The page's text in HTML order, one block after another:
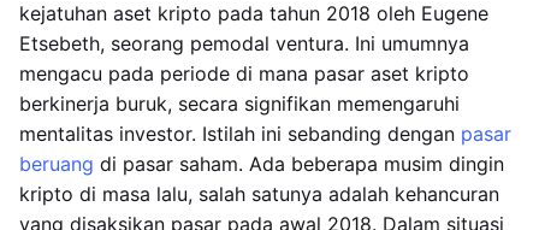
kejatuhan aset kripto pada tahun 2018 oleh Eugene
Etsebeth, seorang pemodal ventura. Ini umumnya
mengacu pada periode di mana pasar aset kripto
berkinerja buruk, secara signifikan memengaruhi
mentalitas investor. Istilah ini sebanding dengan pasar
beruang di pasar saham. Ada beberapa musim dingin
kripto di masa lalu, salah satunya adalah kehancuran
yang disaksikan pasar pada awal 2018. Dalam situasi